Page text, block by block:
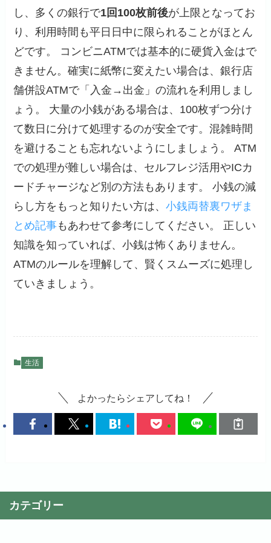
し、多くの銀行で1回100枚前後が上限となってお
り、利用時間も平日日中に限られることがほとん
どです。 コンビニATMでは基本的に硬貨入金はで
きません。確実に紙幣に変えたい場合は、銀行店
舗併設ATMで「入金→出金」の流れを利用しまし
ょう。 大量の小銭がある場合は、100枚ずつ分け
て数日に分けて処理するのが安全です。混雑時間
を避けることも忘れないようにしましょう。 ATM
での処理が難しい場合は、セルフレジ活用やICカ
ードチャージなど別の方法もあります。 小銭の減
らし方をもっと知りたい方は、小銭両替裏ワザま
とめ記事もあわせて参考にしてください。 正しい
知識を知っていれば、小銭は怖くありません。
ATMのルールを理解して、賢くスムーズに処理し
ていきましょう。
生活
よかったらシェアしてね！
カテゴリー